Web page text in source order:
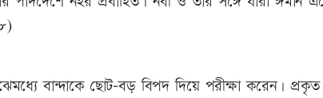
বান্দাকে ছোট-বড় বিপদ দিয়ে পরীক্ষা করেন।